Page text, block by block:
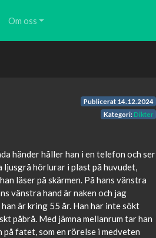
Om oss
Publicerat 14.12.2024
Kategori:Dikter
händer håller han i en telefon och ser
ljusgrå hörlurar i plast på huvudet,
läser på skärmen. På hans vänstra
vänstra hand är naken och jag
är kring 55 år. Han har inte sökt
påbrå. Med jämna mellanrum tar han
fatet, som en rörelse i medveten